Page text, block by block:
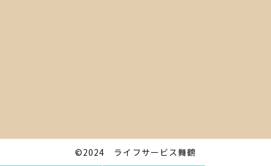
©2024 ライフサービス舞鶴